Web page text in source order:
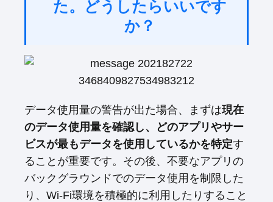
た。どうしたらいいです
か？
データ使用量の警告が出た場合、まずは現在
のデータ使用量を確認し、どのアプリやサー
ビスが最もデータを使用しているかを特定す
ることが重要です。その後、不要なアプリの
バックグラウンドでのデータ使用を制限した
り、Wi-Fi環境を積極的に利用したりすること